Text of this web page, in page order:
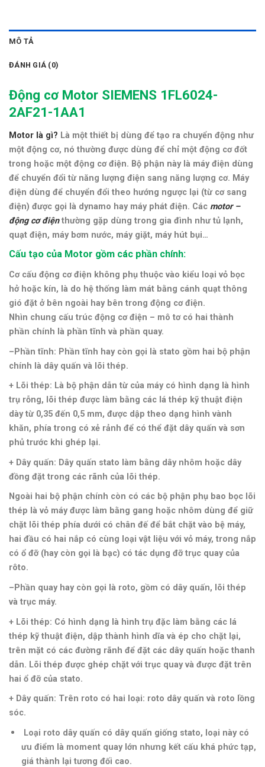
MÔ TẢ
ĐÁNH GIÁ (0)
Động cơ Motor SIEMENS 1FL6024-
2AF21-1AA1
Motor là gì? Là một thiết bị dùng để tạo ra chuyển động như
một động cơ, nó thường được dùng để chỉ một động cơ đốt
trong hoặc một động cơ điện. Bộ phận này là máy điện dùng
để chuyển đổi từ năng lượng điện sang năng lượng cơ. Máy
điện dùng để chuyển đổi theo hướng ngược lại (từ cơ sang
điện) được gọi là dynamo hay máy phát điện. Các motor –
động cơ điệnthường gặp dùng trong gia đình như tủ lạnh,
quạt điện, máy bơm nước, máy giặt, máy hút bụi…
Cấu tạo của Motor gồm các phần chính:
Cơ cấu động cơ điện không phụ thuộc vào kiểu loại vỏ bọc
hở hoặc kín, là do hệ thống làm mát bằng cánh quạt thông
gió đặt ở bên ngoài hay bên trong động cơ điện.
Nhìn chung cấu trúc động cơ điện – mô tơ có hai thành
phần chính là phần tĩnh và phần quay.
– Phần tĩnh: Phần tĩnh hay còn gọi là stato gồm hai bộ phận
chính là dây quấn và lõi thép.
+ Lõi thép: Là bộ phận dẫn từ của máy có hình dạng là hình
trụ rỗng, lõi thép được làm bằng các lá thép kỹ thuật điện
dày từ 0,35 đến 0,5 mm, được dập theo dạng hình vành
khăn, phía trong có xẻ rảnh để có thể đặt dây quấn và sơn
phủ trước khi ghép lại.
+ Dây quấn: Dây quấn stato làm bằng dây nhôm hoặc dây
đồng đặt trong các rãnh của lõi thép.
Ngoài hai bộ phận chính còn có các bộ phận phụ bao bọc lõi
thép là vỏ máy được làm bằng gang hoặc nhôm dùng để giữ
chặt lõi thép phía dưới có chân đế để bắt chặt vào bệ máy,
hai đầu có hai nắp có cùng loại vật liệu với vỏ máy, trong nắp
có ổ đỡ (hay còn gọi là bạc) có tác dụng đỡ trục quay của
rôto.
– Phần quayhay còn gọi là roto, gồm có dây quấn, lõi thép
và trục máy.
+ Lõi thép: Có hình dạng là hình trụ đặc làm bằng các lá
thép kỹ thuật điện, dập thành hình dĩa và ép cho chặt lại,
trên mặt có các đường rãnh để đặt các dây quấn hoặc thanh
dẫn. Lõi thép được ghép chặt với trục quay và được đặt trên
hai ổ đỡ của stato.
+ Dây quấn: Trên roto có hai loại: roto dây quấn và roto lồng
sóc.
Loại roto dây quấn có dây quấn giống stato, loại này có
ưu điểm là moment quay lớn nhưng kết cấu khá phức tạp,
giá thành lại tương đối cao.